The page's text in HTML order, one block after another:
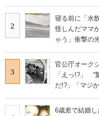
2
寝る前に「水
怪しんだママ
ゃう」衝撃の
3
官公庁オーク
「えっ!?」 “
だ!?」「マジか
6歳差で結婚